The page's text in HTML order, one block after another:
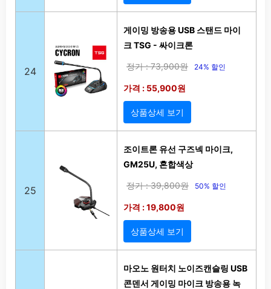
24
게이밍 방송용 USB 스탠드 마이
크 TSG - 싸이크론
정가 : 73,900원 24% 할인
가격 : 55,900원
상품상세 보기
25
조이트론 유선 구즈넥 마이크,
GM25U, 혼합색상
정가 : 39,800원 50% 할인
가격 : 19,800원
상품상세 보기
마오노 원터치 노이즈캔슬링 USB
콘덴서 게이밍 마이크 방송용 녹